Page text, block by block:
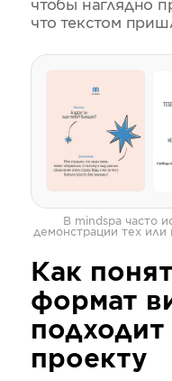
чтобы наглядно
что текстом
В mindspa часто
демонстрации тех или
Как
формат
проекту